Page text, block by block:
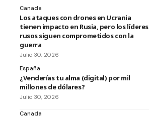
Canada
Los ataques con drones en Ucrania
tienen impacto en Rusia, pero los líderes
rusos siguen comprometidos con la
guerra
Julio 30, 2026
España
¿Venderías tu alma (digital) por mil
millones de dólares?
Julio 30, 2026
Canada